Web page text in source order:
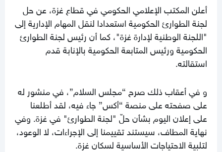
أعلن المكتب الإعلامي الحكومي في قطاع غزة، عن حل
لجنة الطوارئ الحكومية استعدادا لنقل المهام الإدارية إلى
"اللجنة الوطنية لإدارة غزة"، كما أن رئيس لجنة الطوارئ
الحكومية ورئيس المتابعة الحكومية بالإنابة قدم
استقالته.
و في أعقاب ذلك صرح “مجلس السلام”، في منشور له
على صفحته على منصة “أكس” جاء فيه، لقد أطلعنا
على إعلان اليوم بشأن حلّ "لجنة الطوارئ" في غزة. وفي
نهاية المطاف، سيستند تقييمنا إلى الإجراءات، لا الوعود،
لتلبية الاحتياجات الأساسية لسكان غزة.